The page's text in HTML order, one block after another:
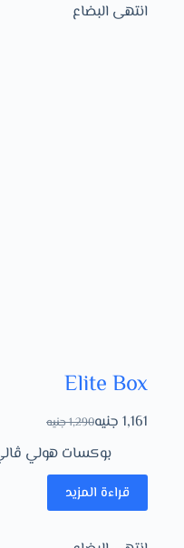
انتهى البضاع
Elite Box
1,290جنيه 1,161 جنيه
بوكسات هولي
قراءة المزيد